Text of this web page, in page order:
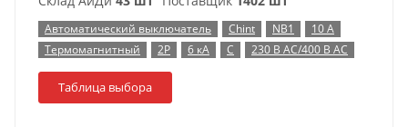
Автоматический выключатель Chint NB1
10 А
Термомагнитный
2P 6 кА C 230 В AC/400 В AC
Таблица выбора